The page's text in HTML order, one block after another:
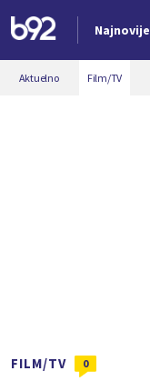
Najnovije
Nova vest
Aktuelno Film/TV
FILM/TV 0